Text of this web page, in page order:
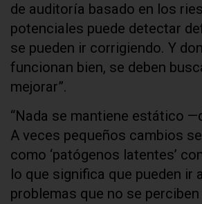
de auditoría basado en los
potenciales puede detectar
se pueden ir corrigiendo. Y
funcionan bien, se deben
mejorar”.
“Nada se mantiene estático
A veces pequeños cambios
como ‘patógenos latentes’
lo que significa que pueden ir
problemas que no se